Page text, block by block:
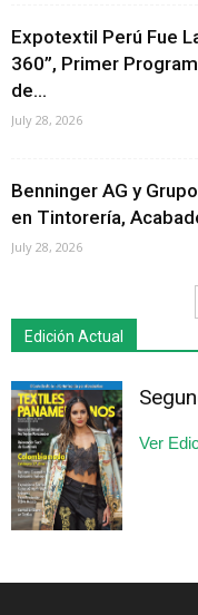
Expotextil Perú Fue
360”, Primer
de...
July 28, 2026
Benninger AG y
en Tintorería,
July 28, 2026
Edición Actual
Ver